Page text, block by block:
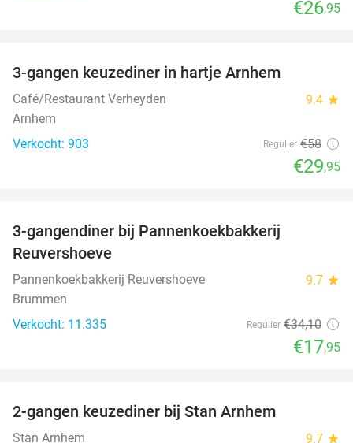
€26,95
3-gangen keuzediner in hartje Arnhem
Café/Restaurant Verheyden 9.4 star
Arnhem
Verkocht: 903
Regulier €58
€29,95
3-gangendiner bij Pannenkoekbakkerij
Reuvershoeve
Pannenkoekbakkerij Reuvershoeve 9.7 star
Brummen
Verkocht: 11.335
Regulier €34,10
€17,95
2-gangen keuzediner bij Stan Arnhem
Stan Arnhem 9.7 star